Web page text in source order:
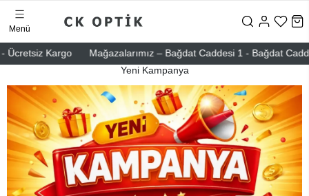
Kargo Mağazalarımız – Bağdat Caddesi 1 - Bağdat
Menü
Yeni Kampanya